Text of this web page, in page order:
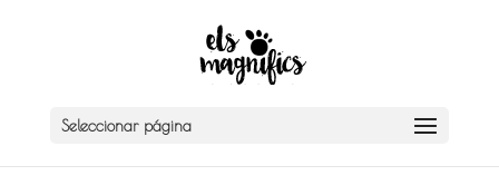
Seleccionar página